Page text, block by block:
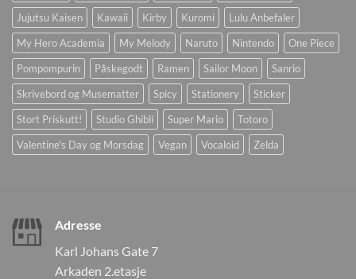
Jujutsu Kaisen
Kawaii Kirby Kuromi
Lulu Anbefaler
My Hero Academia
My Melody Naruto Nintendo
One Piece
Pompompurin
Påskegodt Ramen Sailor Moon
Sanrio
Skrivebord og Musematter
Spicy Stationery
Sticker
Stort Priskutt!
Studio Ghibli Super Mario
Totoro
Valentine's Day og Morsdag
Vegan Vocaloid Zelda
Adresse
Karl Johans Gate 7
Arkaden 2.etasje